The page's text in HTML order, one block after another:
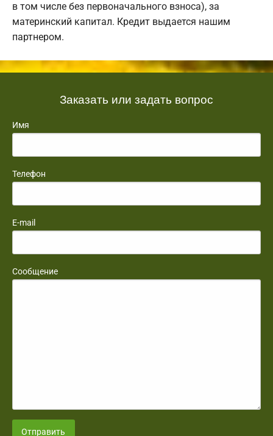
в том числе без первоначального взноса), за
материнский капитал. Кредит выдается нашим
партнером.
Заказать или задать вопрос
Имя
Телефон
E-mail
Сообщение
Отправить